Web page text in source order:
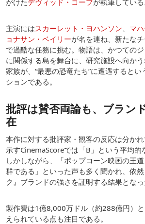
主演にはスカーレット・ヨハンソン マ
ョナサン・ベイリーが名を連ね、新たな
で過酷な任務に挑む。物語は、かつての
に関係する島を舞台に、研究施設へ向か
家族が、“最悪の恐竜たち”に遭遇すると
ションである。
批評は賛否両論も、ブラン
在
本作に対する批評家・観客の反応は分か
示すCinemaScoreでは「B」という平均的
しかしながら、「ポップコーン映画の王
群である」といった声も多く聞かれ、依
ク』ブランドの強さを証明する結果となっ
製作費は1億8,000万ドル（約288億円）
えられている点も注目である。